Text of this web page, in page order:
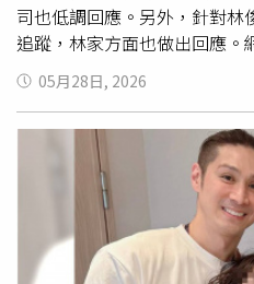
司也低調回應。另外，針對林
追蹤，林家方面也做出回應。
家族合照，引發外界熱議。
界瘋傳的相關爭議與爆料，
網》引述林俊傑經紀公司說法
師團隊進行司法處理，本公司
也被外界解讀為女方方面已準
聞。據了解，林俊傑日前才
林媽媽更親自陪同出席，被
婦」。不過就在戀情逐漸明
日卻瘋傳爆料，指出七七本
05月28日, 2026